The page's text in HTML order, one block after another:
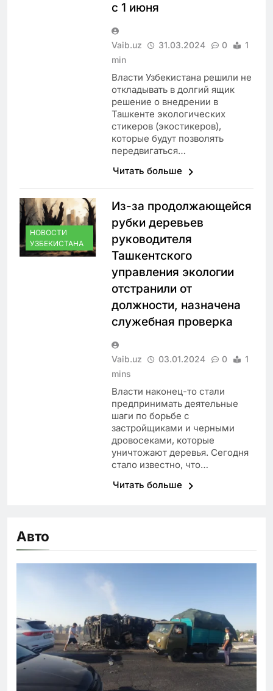
с 1 июня
Vaib.uz 31.03.2024 0
1
min
Власти Узбекистана решили не
откладывать в долгий ящик
решение о внедрении в
Ташкенте экологических
стикеров (экостикеров),
которые будут позволять
передвигаться…
Читать больше
НОВОСТИ
УЗБЕКИСТАНА
Из-за продолжающейся
рубки деревьев
руководителя
Ташкентского
управления экологии
отстранили от
должности, назначена
служебная проверка
Vaib.uz 03.01.2024 0
1
mins
Власти наконец-то стали
предпринимать деятельные
шаги по борьбе с
застройщиками и черными
дровосеками, которые
уничтожают деревья. Сегодня
стало известно, что…
Читать больше
Авто